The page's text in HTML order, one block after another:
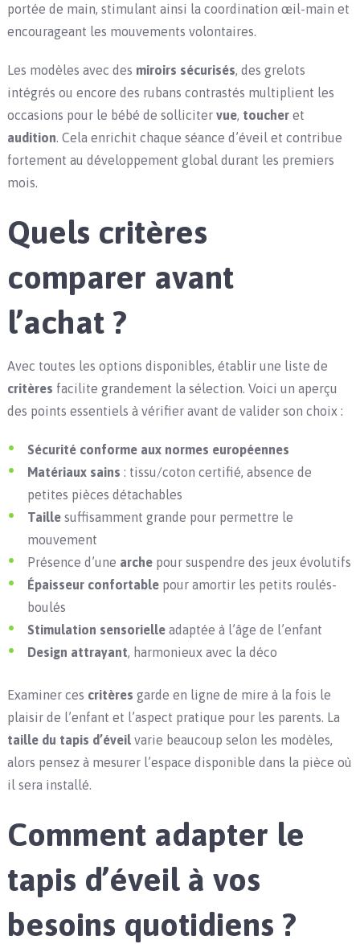
portée de main, stimulant ainsi la coordination œil-main et
encourageant les mouvements volontaires.
Les modèles avec des miroirs sécurisés, des grelots
intégrés ou encore des rubans contrastés multiplient les
occasions pour le bébé de solliciter vue, toucheret
audition. Cela enrichit chaque séance d’éveil et contribue
fortement au développement global durant les premiers
mois.
Quels critères
comparer avant
l’achat ?
Avec toutes les options disponibles, établir une liste de
critères facilite grandement la sélection. Voici un aperçu
des points essentiels à vérifier avant de valider son choix :
Sécurité conforme aux normes européennes
Matériaux sains : tissu/coton certifié, absence de
petites pièces détachables
Taillesuffisamment grande pour permettre le
mouvement
Présence d’une archepour suspendre des jeux évolutifs
Épaisseur confortablepour amortir les petits roulés-
boulés
Stimulation sensorielleadaptée à l’âge de l’enfant
Design attrayant, harmonieux avec la déco
Examiner ces critères garde en ligne de mire à la fois le
plaisir de l’enfant et l’aspect pratique pour les parents. La
taille du tapis d’éveilvarie beaucoup selon les modèles,
alors pensez à mesurer l’espace disponible dans la pièce où
il sera installé.
Comment adapter le
tapis d’éveil à vos
besoins quotidiens ?